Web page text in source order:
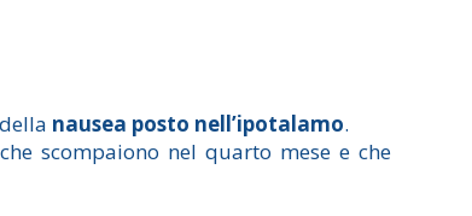
nausea posto nell’ipotalamo.
scompaiono nel quarto mese e che